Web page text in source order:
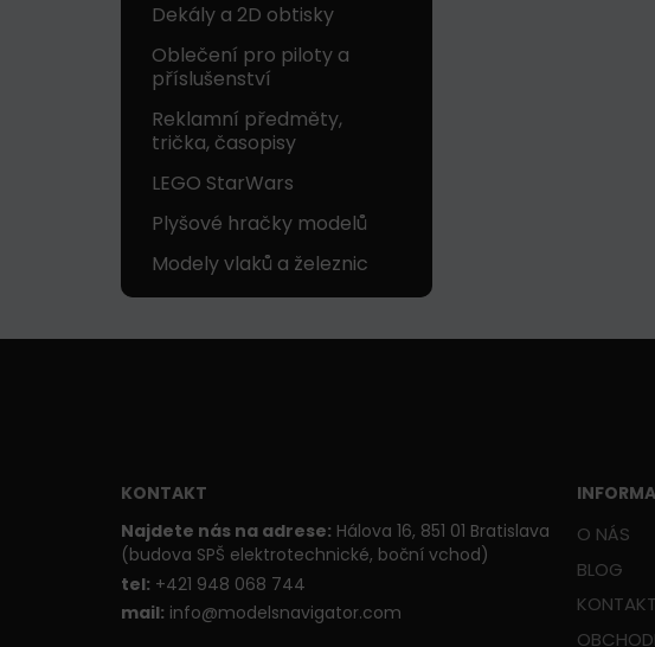
Dekály a 2D obtisky
Oblečení pro piloty a
příslušenství
Reklamní předměty,
trička, časopisy
LEGO StarWars
Plyšové hračky modelů
Modely vlaků a železnic
KONTAKT
Najdete nás na adrese: Hálova 16, 851 01 Bratislava
(budova SPŠ elektrotechnické, boční vchod)
tel: +421 948 068 744
mail: info@modelsnavigator.com
O NÁS
BLOG
KONTAKT